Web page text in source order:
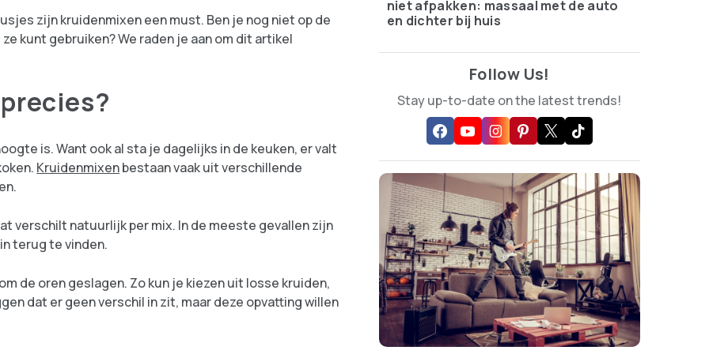
zijn kruidenmixen een must. Ben je nog niet op de
kunt gebruiken? We raden je aan om dit artikel
is. Want ook al sta je dagelijks in de keuken, er valt
Kruidenmixenbestaan vaak uit verschillende
verschilt natuurlijk per mix. In de meeste gevallen zijn
terug te vinden.
de oren geslagen. Zo kun je kiezen uit losse kruiden,
dat er geen verschil in zit, maar deze opvatting willen
niet afpakken: massaal met de auto
en dichter bij huis
Follow Us!
Stay up-to-date on the latest trends!